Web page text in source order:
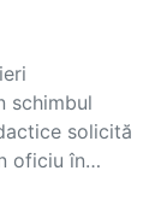
schimbul
solicită
oficiu în…